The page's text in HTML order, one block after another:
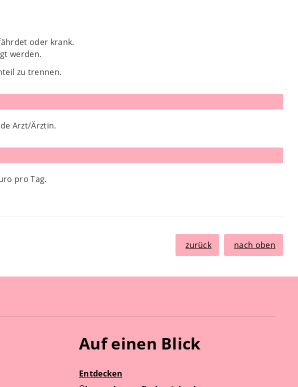
oder krank.
werden.
zu trennen.
Arzt/Ärztin.
pro Tag.
zurück nach oben
Auf einen Blick
Entdecken